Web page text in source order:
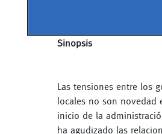
Sinopsis
Las tensiones entre los
locales no son novedad
inicio de la
ha agudizado las